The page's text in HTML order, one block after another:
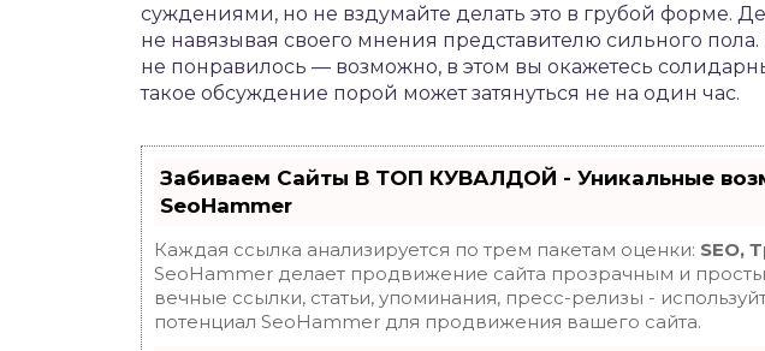
суждениями, но не вздумайте делать это в грубой форме.
не навязывая своего мнения представителю сильного пола.
не понравилось — возможно, в этом вы окажетесь
такое обсуждение порой может затянуться не на один час.
Забиваем Сайты В ТОП КУВАЛДОЙ - Уникальные
SeoHammer
Каждая ссылка анализируется по трем пакетам оценки: SEO,
SeoHammer делает продвижение сайта прозрачным и
вечные ссылки, статьи, упоминания, пресс-релизы -
потенциал SeoHammer для продвижения вашего сайта.